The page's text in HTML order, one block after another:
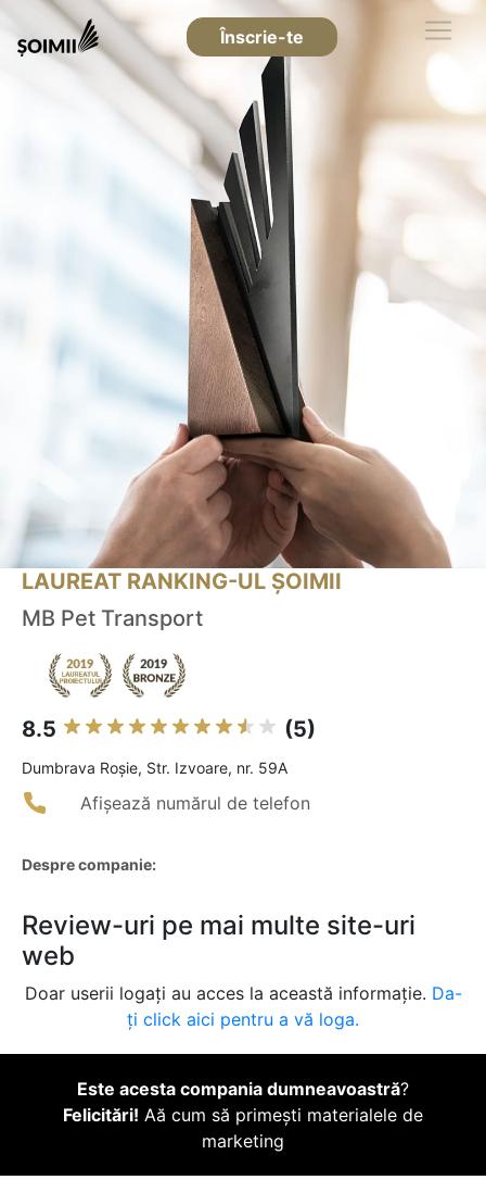
Înscrie-te
LAUREAT RANKING-UL ȘOIMII
MB Pet Transport
8.5 (5)
Dumbrava Roşie, Str. Izvoare, nr. 59A
Afișează numărul de telefon
Despre companie:
Review-uri pe mai multe site-uri
web
Doar userii logați au acces la această informație. Da-
ți click aici pentru a vă loga.
Este acesta compania dumneavoastră?
Felicitări! Aă cum să primești materialele de
marketing